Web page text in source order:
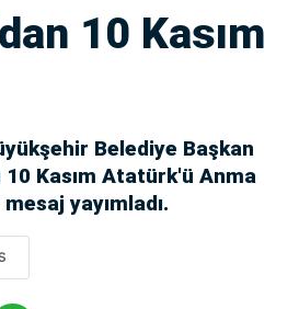
10 Kasım
Belediye Başkan
10 Kasım Atatürk'ü Anma
yayımladı.